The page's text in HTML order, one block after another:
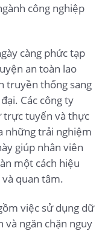
công nghiệp
càng phức tạp
an toàn lao
truyền thống sang
Các công ty
trực tuyến và thực
những trải nghiệm
giúp nhân viên
một cách hiệu
quan tâm.
việc sử dụng dữ
và ngăn chặn nguy